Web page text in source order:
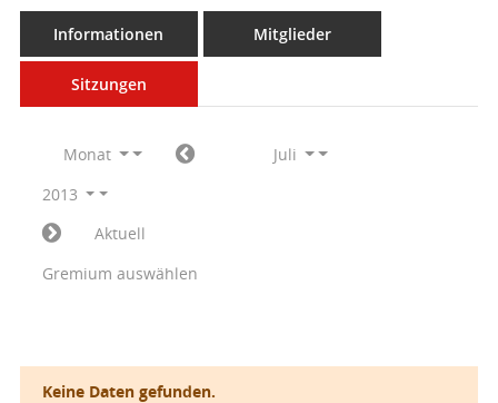
Informationen Mitglieder
Sitzungen
Monat
Juli
2013
Aktuell
Gremium auswählen
Keine Daten gefunden.